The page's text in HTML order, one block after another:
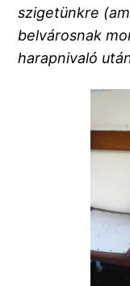
szigetünkre
belvárosnak
harapnivaló